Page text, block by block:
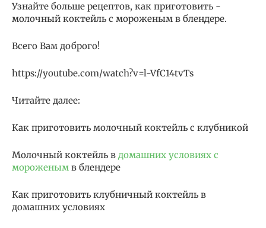
Узнайте больше рецептов, как приготовить ­
молочный коктейль с мороженым в блендере.
Всего Вам доброго!
https://youtube.com/watch?v=l-VfC14tvTs
Читайте далее:
Как приготовить молочный коктейль с клубникой
Молочный коктейль в домашних условиях с
мороженым в блендере
Как приготовить клубничный коктейль в
домашних условиях